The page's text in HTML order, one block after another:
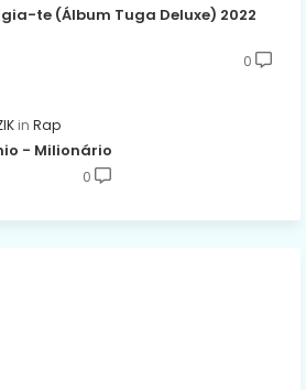
te (Álbum Tuga Deluxe) 2022
0
Rap
- Milionário
0